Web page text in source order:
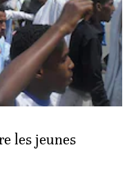
les jeunes